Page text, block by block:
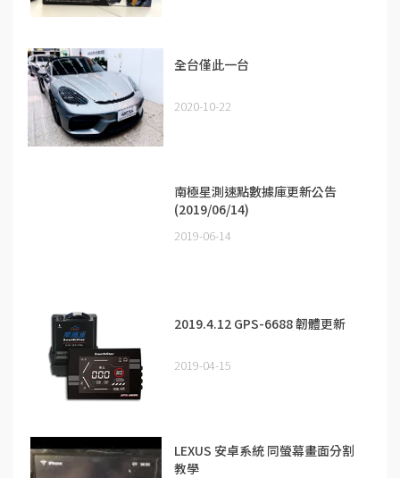
全台僅此一台
2020-10-22
南極星測速點數據庫更新公告
(2019/06/14)
2019-06-14
2019.4.12 GPS-6688 韌體更新
2019-04-15
LEXUS 安卓系統 同螢幕畫面分割
教學